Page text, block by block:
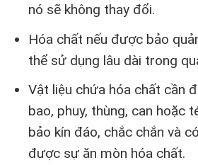
nó sẽ không thay đổi.
Hóa chất nếu được bảo
thể sử dụng lâu dài trong
Vật liệu chứa hóa chất cần
bao, phuy, thùng, can hoặc
bảo kín đáo, chắc chắn và
được sự ăn mòn hóa chất.